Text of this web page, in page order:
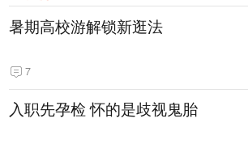
暑期高校游解锁新逛法
7
入职先孕检 怀的是歧视鬼胎